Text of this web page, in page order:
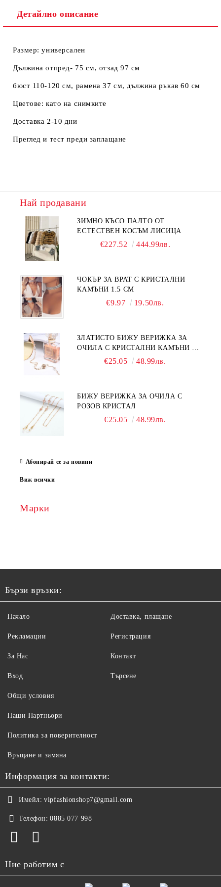
Детайлно описание
Размер: универсален
Дължина отпред- 75 см, отзад 97 см
бюст 110-120 см, рамена 37 см, дължина ръкав 60 см
Цветове: като на снимките
Доставка 2-10 дни
Преглед и тест преди заплащане
Най продавани
ЗИМНО КЪСО ПАЛТО ОТ
ЕСТЕСТВЕН КОСЪМ ЛИСИЦА
€227.52 444.99лв.
ЧОКЪР ЗА ВРАТ С КРИСТАЛНИ
КАМЪНИ 1.5 СМ
€9.97 19.50лв.
ЗЛАТИСТО БИЖУ ВЕРИЖКА ЗА
ОЧИЛА С КРИСТАЛНИ КАМЪНИ И
€25.05 48.99лв.
БИЖУ ВЕРИЖКА ЗА ОЧИЛА С
РОЗОВ КРИСТАЛ
€25.05 48.99лв.
Абонирай се за новини
Виж всички
Марки
Бързи връзки:
Начало
Рекламации
За Нас
Вход
Доставка, плащане
Регистрация
Контакт
Търсене
Общи условия
Наши Партньори
Политика за поверителност
Връщане и замяна
Информация за контакти:
Имейл: vipfashionshop7@gmail.com
Телефон: 0885 077 998
Ние работим с